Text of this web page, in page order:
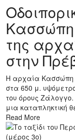
της
στην
Η αρχαία Κασσώπη
στα 650 μ.
του όρους
μια καταπληκτική
Read More